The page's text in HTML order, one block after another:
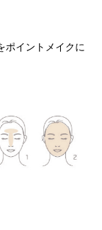
ポイントメイクに